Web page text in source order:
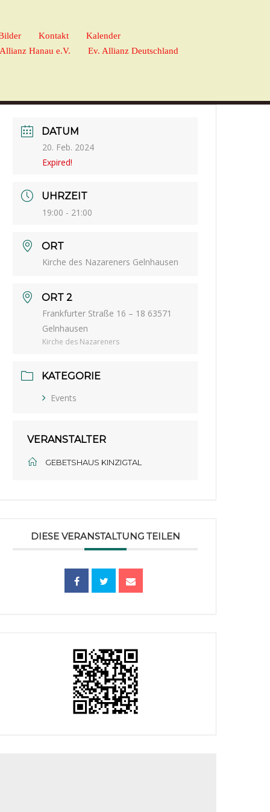
Kontakt
Kalender
Hanau e.V.
Ev. Allianz Deutschland
DATUM
20. Feb. 2024
Expired!
UHRZEIT
19:00 - 21:00
ORT
Kirche des Nazareners Gelnhausen
ORT 2
Frankfurter Straße 16 – 18 63571
Gelnhausen
Kirche des Nazareners
KATEGORIE
Events
VERANSTALTER
GEBETSHAUS KINZIGTAL
DIESE VERANSTALTUNG TEILEN